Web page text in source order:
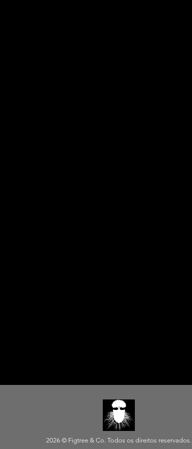
2026 © Figtree & Co. Todos os direitos reservados.